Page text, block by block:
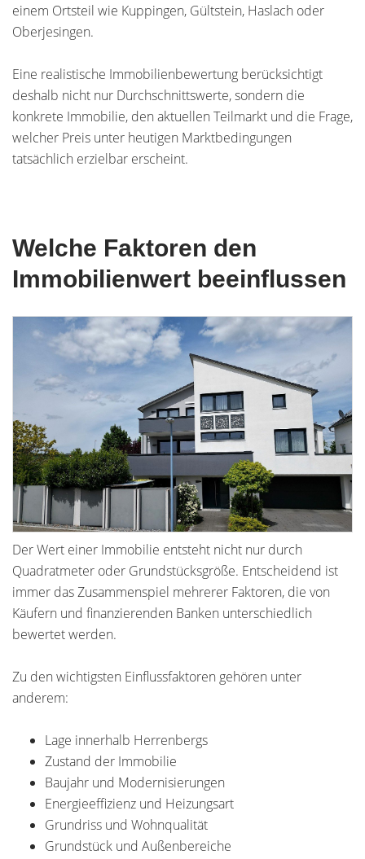
einem Ortsteil wie Kuppingen, Gültstein, Haslach oder
Oberjesingen.
Eine realistische Immobilienbewertung berücksichtigt
deshalb nicht nur Durchschnittswerte, sondern die
konkrete Immobilie, den aktuellen Teilmarkt und die Frage,
welcher Preis unter heutigen Marktbedingungen
tatsächlich erzielbar erscheint.
Welche Faktoren den
Immobilienwert beeinflussen
Der Wert einer Immobilie entsteht nicht nur durch
Quadratmeter oder Grundstücksgröße. Entscheidend ist
immer das Zusammenspiel mehrerer Faktoren, die von
Käufern und finanzierenden Banken unterschiedlich
bewertet werden.
Zu den wichtigsten Einflussfaktoren gehören unter
anderem:
Lage innerhalb Herrenbergs
Zustand der Immobilie
Baujahr und Modernisierungen
Energieeffizienz und Heizungsart
Grundriss und Wohnqualität
Grundstück und Außenbereiche